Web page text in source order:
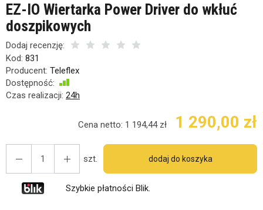
EZ-IO Wiertarka Power Driver do wkłuć
doszpikowych
Dodaj recenzję:
Kod: 831
Producent: Teleflex
Dostępność:
Czas realizacji: 24h
Cena netto: 1 194,44 zł 1 290,00 zł
szt. dodaj do koszyka
Szybkie płatności Blik.